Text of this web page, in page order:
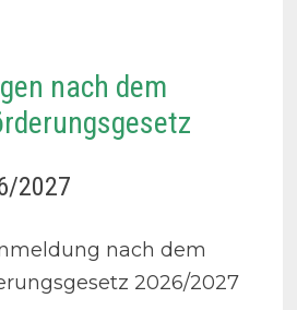
nach dem
2027
nach dem
2026/2027